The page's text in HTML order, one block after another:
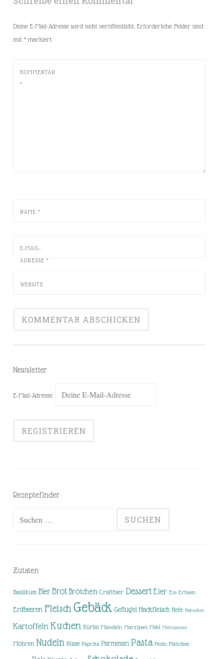
Deine E-Mail-Adresse wird nicht veröffentlicht. Erforderliche Felder sind
mit *markiert
KOMMENTAR
*
NAME *
E-MAIL-
ADRESSE *
WEBSITE
Newsletter
E-Mail-Adresse:
Rezeptefinder
Zutaten
Basilikum Bier Brot Brötchen Craftbier Dessert Eier Eis Erbsen
Erdbeeren Fleisch Gebäck Geflügel Hackfleisch Hefe Hähnchen
Kartoffeln Kuchen Kürbis Mandeln Marzipan Mehl Mehlspeisen
Möhren Nudeln Nüsse Paprika Parmesan Pasta Pesto Plätzchen